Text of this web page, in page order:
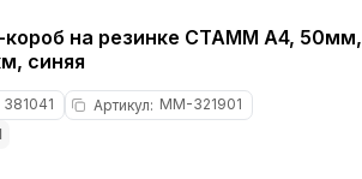
короб на резинке СТАММ А4, 50мм,
синяя
381041 Артикул: ММ-321901